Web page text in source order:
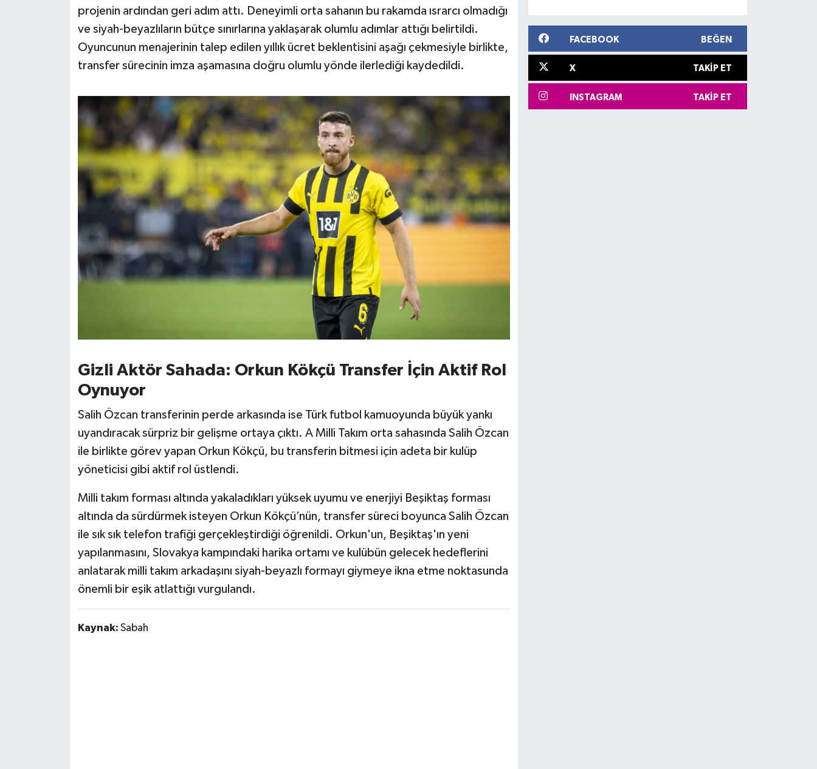
projenin ardından geri adım attı. Deneyimli orta sahanın bu rakamda ısrarcı olmadığı
ve siyah-beyazlıların bütçe sınırlarına yaklaşarak olumlu adımlar attığı belirtildi.
Oyuncunun menajerinin talep edilen yıllık ücret beklentisini aşağı çekmesiyle birlikte,
transfer sürecinin imza aşamasına doğru olumlu yönde ilerlediği kaydedildi.
Gizli Aktör Sahada: Orkun Kökçü Transfer İçin Aktif Rol
Oynuyor
Salih Özcan transferinin perde arkasında ise Türk futbol kamuoyunda büyük yankı
uyandıracak sürpriz bir gelişme ortaya çıktı. A Milli Takım orta sahasında Salih Özcan
ile birlikte görev yapan Orkun Kökçü, bu transferin bitmesi için adeta bir kulüp
yöneticisi gibi aktif rol üstlendi.
Milli takım forması altında yakaladıkları yüksek uyumu ve enerjiyi Beşiktaş forması
altında da sürdürmek isteyen Orkun Kökçü’nün, transfer süreci boyunca Salih Özcan
ile sık sık telefon trafiği gerçekleştirdiği öğrenildi. Orkun'un, Beşiktaş'ın yeni
yapılanmasını, Slovakya kampındaki harika ortamı ve kulübün gelecek hedeflerini
anlatarak milli takım arkadaşını siyah-beyazlı formayı giymeye ikna etme noktasunda
önemli bir eşik atlattığı vurgulandı.
Kaynak: Sabah
FACEBOOK BEĞEN
X TAKIP ET
INSTAGRAM TAKIP ET